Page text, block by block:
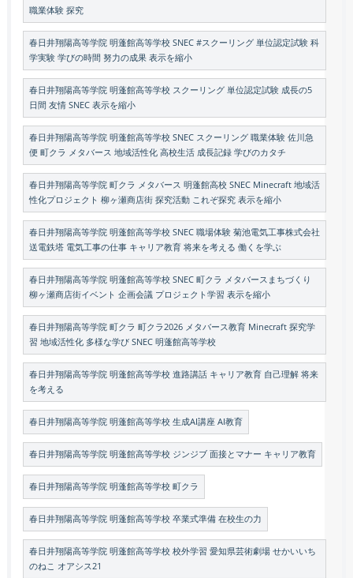
職業体験 探究
春日井翔陽高等学院 明蓬館高等学校 SNEC #スクーリング 単位認定試験 科
学実験 学びの時間 努力の成果 表示を縮小
春日井翔陽高等学院 明蓬館高等学校 スクーリング 単位認定試験 成長の5
日間 友情 SNEC 表示を縮小
春日井翔陽高等学院 明蓬館高等学校 SNEC スクーリング 職業体験 佐川急
便 町クラ メタバース 地域活性化 高校生活 成長記録 学びのカタチ
春日井翔陽高等学院 町クラ メタバース 明蓬館高校 SNEC Minecraft 地域活
性化プロジェクト 柳ヶ瀬商店街 探究活動 これぞ探究 表示を縮小
春日井翔陽高等学院 明蓬館高等学校 SNEC 職場体験 菊池電気工事株式会社
送電鉄塔 電気工事の仕事 キャリア教育 将来を考える 働くを学ぶ
春日井翔陽高等学院 明蓬館高等学校 SNEC 町クラ メタバースまちづくり
柳ヶ瀬商店街イベント 企画会議 プロジェクト学習 表示を縮小
春日井翔陽高等学院 町クラ 町クラ2026 メタバース教育 Minecraft 探究学
習 地域活性化 多様な学び SNEC 明蓬館高等学校
春日井翔陽高等学院 明蓬館高等学校 進路講話 キャリア教育 自己理解 将来
を考える
春日井翔陽高等学院 明蓬館高等学校 生成AI講座 AI教育
春日井翔陽高等学院 明蓬館高等学校 ジンジブ 面接とマナー キャリア教育
春日井翔陽高等学院 明蓬館高等学校 町クラ
春日井翔陽高等学院 明蓬館高等学校 卒業式準備 在校生の力
春日井翔陽高等学院 明蓬館高等学校 校外学習 愛知県芸術劇場 せかいいち
のねこ オアシス21